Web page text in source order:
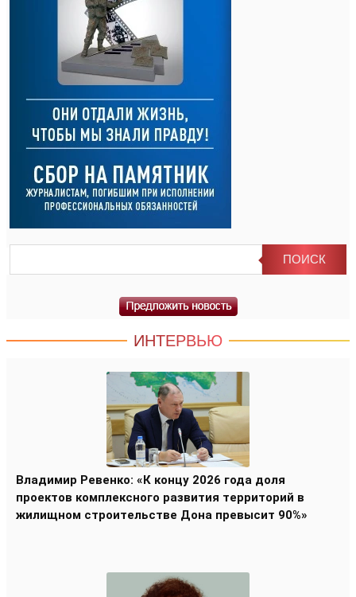
ИНТЕРВЬЮ
Владимир Ревенко: «К концу 2026 года доля
проектов комплексного развития территорий в
жилищном строительстве Дона превысит 90%»